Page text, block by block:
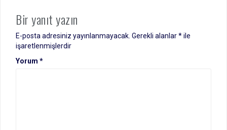
Bir yanıt yazın
E-posta adresiniz yayınlanmayacak. Gerekli alanlar*ile
işaretlenmişlerdir
Yorum *